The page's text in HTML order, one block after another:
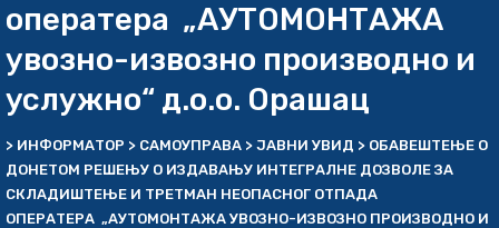
оператера „АУТОМОНТАЖА
увозно-извозно производно и
услужно“ д.о.о. Орашац
> ИНФОРМАТОР > САМОУПРАВА > ЈАВНИ УВИД > ОБАВЕШТЕЊЕ О
ДОНЕТОМ РЕШЕЊУ О ИЗДАВАЊУ ИНТЕГРАЛНЕ ДОЗВОЛЕ ЗА
СКЛАДИШТЕЊЕ И ТРЕТМАН НЕОПАСНОГ ОТПАДА
ОПЕРАТЕРА „АУТОМОНТАЖА УВОЗНО-ИЗВОЗНО ПРОИЗВОДНО И